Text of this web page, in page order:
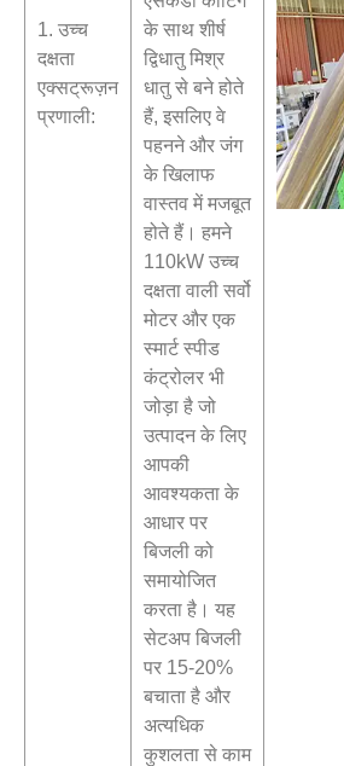
1. उच्च
दक्षता
एक्सट्रूज़न
प्रणाली:
के साथ शीर्ष
द्विधातु मिश्र
धातु से बने होते
हैं, इसलिए वे
पहनने और जंग
के खिलाफ
वास्तव में मजबूत
होते हैं। हमने
110kW उच्च
दक्षता वाली सर्वो
मोटर और एक
स्मार्ट स्पीड
कंट्रोलर भी
जोड़ा है जो
उत्पादन के लिए
आपकी
आवश्यकता के
आधार पर
बिजली को
समायोजित
करता है। यह
सेटअप बिजली
पर 15-20%
बचाता है और
अत्यधिक
कुशलता से काम